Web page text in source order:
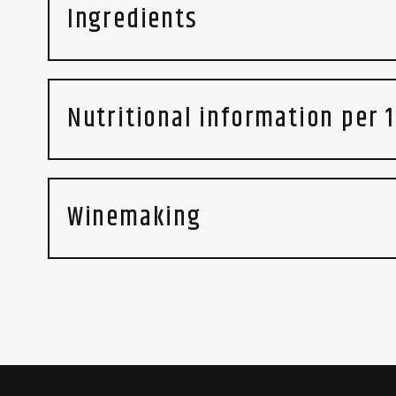
Ingredients
Nutritional information per
Winemaking